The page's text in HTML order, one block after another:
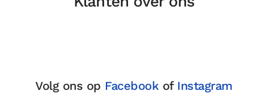
Volg ons op Facebook of Instagram